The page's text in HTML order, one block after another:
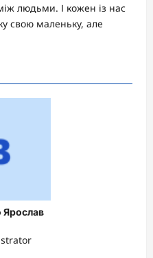
людьми. І кожен із нас
свою маленьку, але
Ярослав